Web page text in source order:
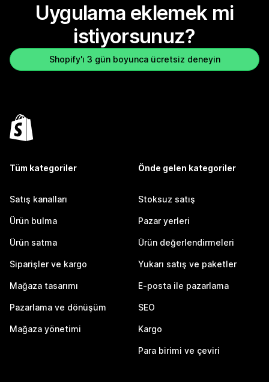
Uygulama eklemek mi
istiyorsunuz?
Shopify'ı 3 gün boyunca ücretsiz deneyin
Tüm kategoriler
Satış kanalları
Ürün bulma
Ürün satma
Siparişler ve kargo
Mağaza tasarımı
Pazarlama ve dönüşüm
Mağaza yönetimi
Önde gelen kategoriler
Stoksuz satış
Pazar yerleri
Ürün değerlendirmeleri
Yukarı satış ve paketler
E-posta ile pazarlama
SEO
Kargo
Para birimi ve çeviri